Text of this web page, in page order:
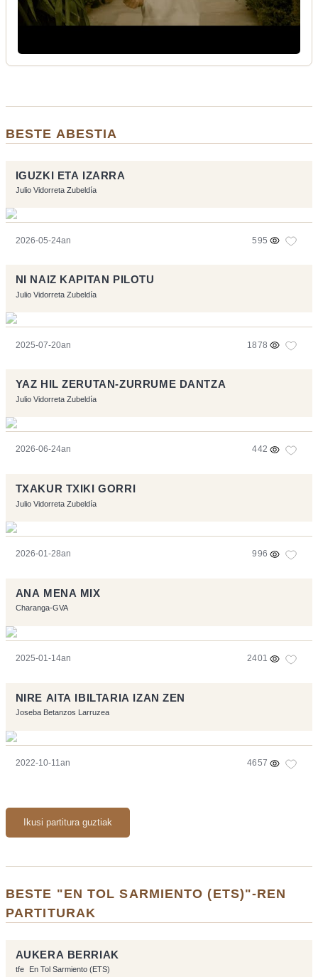
BESTE ABESTIA
IGUZKI ETA IZARRA
Julio Vidorreta Zubeldía
2026-05-24an 595
NI NAIZ KAPITAN PILOTU
Julio Vidorreta Zubeldía
2025-07-20an 1878
YAZ HIL ZERUTAN-ZURRUME DANTZA
Julio Vidorreta Zubeldía
2026-06-24an 442
TXAKUR TXIKI GORRI
Julio Vidorreta Zubeldía
2026-01-28an 996
ANA MENA MIX
Charanga-GVA
2025-01-14an 2401
NIRE AITA IBILTARIA IZAN ZEN
Joseba Betanzos Larruzea
2022-10-11an 4657
Ikusi partitura guztiak
BESTE "EN TOL SARMIENTO (ETS)"-REN
PARTITURAK
AUKERA BERRIAK
tfe En Tol Sarmiento (ETS)